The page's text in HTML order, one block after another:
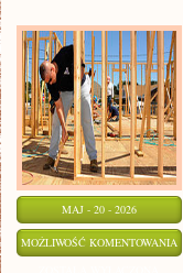
MAJ - 20 - 2026
MOŻLIWOŚĆ KOMENTOWANIA